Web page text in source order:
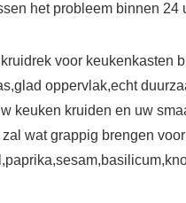
het probleem binnen
voor keukenkasten
oppervlak,echt
keuken kruiden en uw
wat grappig brengen